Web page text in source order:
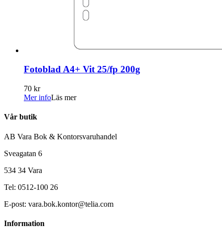
Fotoblad A4+ Vit 25/fp 200g
70 kr
Mer infoLäs mer
Vår butik
AB Vara Bok & Kontorsvaruhandel
Sveagatan 6
534 34 Vara
Tel: 0512-100 26
E-post: vara.bok.kontor@telia.com
Information